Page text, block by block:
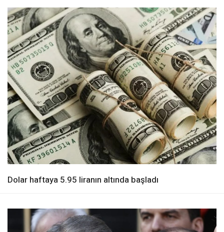
Dolar haftaya 5.95 liranın altında başladı